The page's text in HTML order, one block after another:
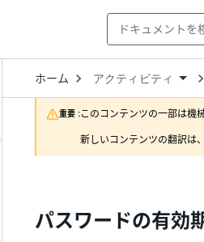
ホーム Open
Dropdown
to
choose
product
アクティビティ
重要 :このコンテンツの一部は機
新しいコンテンツの翻訳は
パスワードの有効